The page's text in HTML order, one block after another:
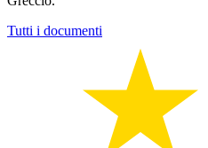
Tutti i documenti